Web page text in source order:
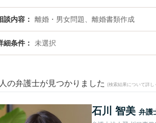
談内容 離婚・男女問題、離婚書類作成
細条件 未選択
人の弁護士が見つかりました (検索結果について詳し
石川 智美 弁護